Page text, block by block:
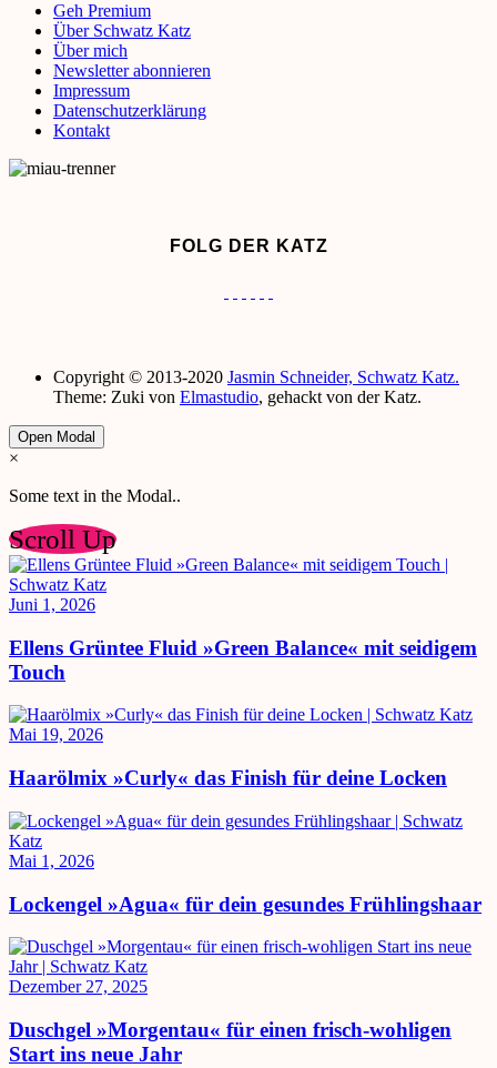
Geh Premium
Über Schwatz Katz
Über mich
Newsletter abonnieren
Impressum
Datenschutzerklärung
Kontakt
FOLG DER KATZ
Copyright © 2013-2020 Jasmin Schneider, Schwatz Katz.
Theme: Zuki von Elmastudio, gehackt von der Katz.
Open Modal
×
Some text in the Modal..
Scroll Up
Juni 1, 2026
Ellens Grüntee Fluid »Green Balance« mit seidigem
Touch
Mai 19, 2026
Haarölmix »Curly« das Finish für deine Locken
Mai 1, 2026
Lockengel »Agua« für dein gesundes Frühlingshaar
Dezember 27, 2025
Duschgel »Morgentau« für einen frisch-wohligen
Start ins neue Jahr